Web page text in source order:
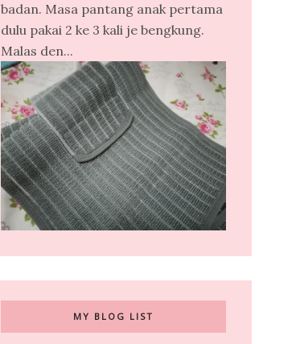
badan. Masa pantang anak pertama
dulu pakai 2 ke 3 kali je bengkung.
Malas den...
MY BLOG LIST